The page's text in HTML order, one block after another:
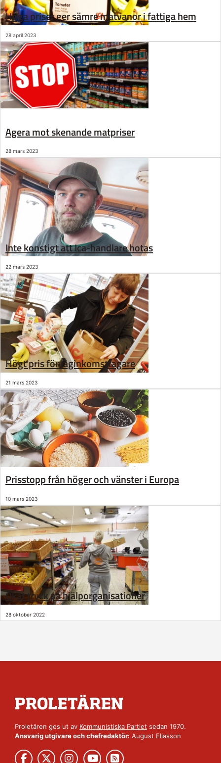
Höga priser ger sämre matvanor i fattiga hem
28 april 2023
Agera mot skenande matpriser
28 mars 2023
Inte konstigt att Ica-handlare hotas
22 mars 2023
Högt pris för låginkomsttagare
21 mars 2023
Prisstopp från höger och vänster i Europa
10 mars 2023
Ökat tryck på hjälporganisationer
28 oktober 2022
Proletären ges ut av Kommunistiska Partiet sedan 1970.
Ansvarig utgivare och chefredaktör: August Eliasson